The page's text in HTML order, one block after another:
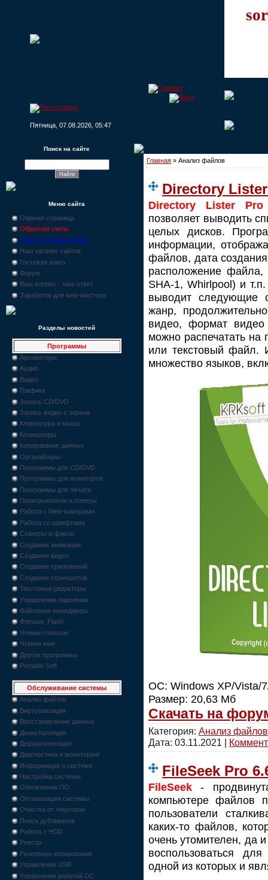
Пятница, 07.08.2026, 05:47
Поиск на сайте
Меню сайта
Главная страница
Обратная связь
Новости, промо-акции
Наш каталог сайтов
Гостевая книга
Форум
Ваш вопрос - наш ответ
Заработок для web-мастера
Разделы новостей
Программы
Архиваторы
Аудио
Видео
Графика
Запись CD/DVD
Запись видео с экрана
Клавиатура и мышь
Конвертеры
Копирование данных
Органайзеры
Программы для CD/DVD
Программы для мониторов
Программы для печати
Проигрыватели и плееры
Работа с Web-камерами
Работа со шрифтами
Сканеры и факсы
Создание анимации
Создание видео
Создание приложений
Создание скриншотов
Текстовые редакторы
Управление паролями
Файловые менеджеры
Флешки, Flash
Чтение голосом
Чтение книг
Другие программы
Portable Soft
Обслуживание системы
Анализ файлов
Виртуализация
Восстановление данных
Деинсталляция
Дефрагментация
Диагностика и мониторинг
Информация о системе
Настройка системы
Обновление ПО
Оптимизация системы
Очистка от «мусора»
Поиск дубликатов
Работа с HDD
Реестр
Резервное копирование
Управление USB
Управление работой ОС
Главная » Анализ файлов
Directory
Directory Lister Pro
позволяет выводить
целых дисков.
информации,
файлов, дата
расположение
SHA-1, Whirlpool) и
выводит следующие
жанр,
видео, формат
можно распечатать на
или текстовый файл.
множество языков,
ОС: Windows XP/Vista/
Размер: 20,63 Мб
Скачать на
Категория: Анализ файлов
Дата: 03.11.2021 |
FileSeek Pro
FileSeek -
компьютере файлов
пользователи
каких-то файлов,
очень утомителен, да
воспользоваться
одной из которых и